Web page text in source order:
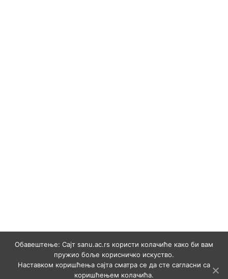
Обавештење: Сајт sanu.ac.rs користи колачиће како би вам
пружио боље корисничко искуство.
Наставком коришћења сајта сматра се да сте сагласни са
коришћењем колачића.